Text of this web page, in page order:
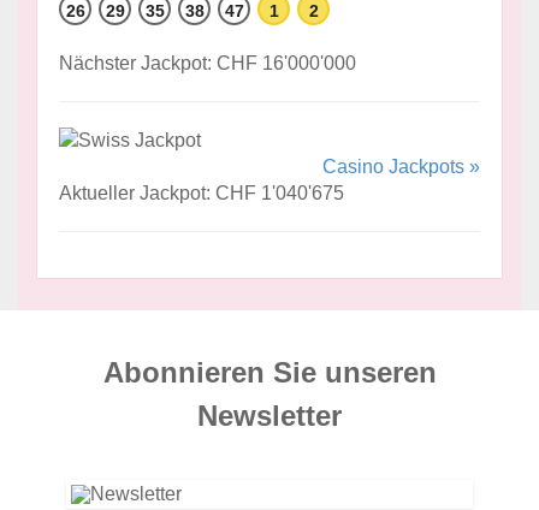
26 29 35 38 47 1 2
Nächster Jackpot: CHF 16'000'000
Casino Jackpots »
Aktueller Jackpot: CHF 1'040'675
Abonnieren Sie unseren
News­letter